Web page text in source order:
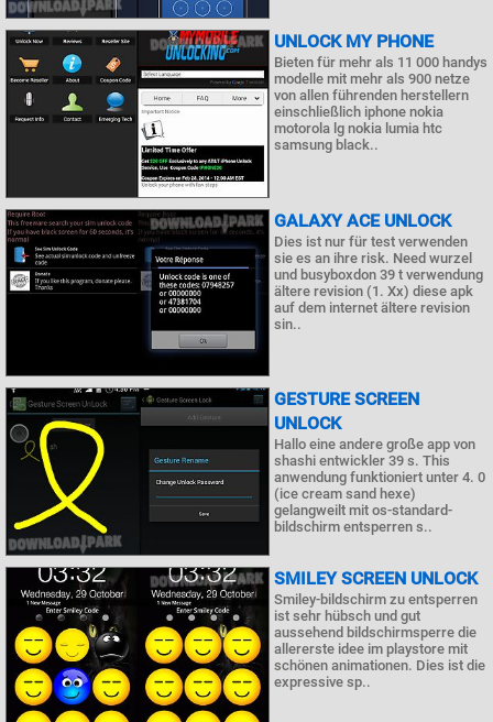
UNLOCK MY PHONE
Bieten für mehr als 11 000 handys
modelle mit mehr als 900 netze
von allen führenden herstellern
einschließlich iphone nokia
motorola lg nokia lumia htc
samsung black..
GALAXY ACE UNLOCK
Dies ist nur für test verwenden
sie es an ihre risk. Need wurzel
und busyboxdon 39 t verwendung
ältere revision (1. Xx) diese apk
auf dem internet ältere revision
sin..
GESTURE SCREEN
UNLOCK
Hallo eine andere große app von
shashi entwickler 39 s. This
anwendung funktioniert unter 4. 0
(ice cream sand hexe)
gelangweilt mit os-standard-
bildschirm entsperren s..
SMILEY SCREEN UNLOCK
Smiley-bildschirm zu entsperren
ist sehr hübsch und gut
aussehend bildschirmsperre die
allererste idee im playstore mit
schönen animationen. Dies ist die
expressive sp..